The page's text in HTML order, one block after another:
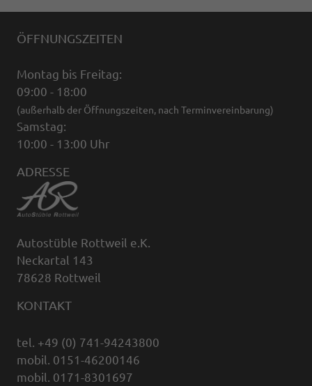
ÖFFNUNGSZEITEN
Montag bis Freitag:
09:00 - 18:00
(außerhalb der Öffnungszeiten, nach Terminvereinbarung)
Samstag:
10:00 - 13:00 Uhr
ADRESSE
Autostüble Rottweil e.K.
Neckartal 143
78628 Rottweil
KONTAKT
tel. +49 (0) 741-94243800
mobil. 0151-46200146
mobil. 0171-8301697